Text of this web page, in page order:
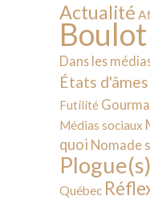
Actualité
Boulot
Dans les
États d'âmes
Futilité
Médias sociaux
quoi Nomade
Plogue(s)
Québec